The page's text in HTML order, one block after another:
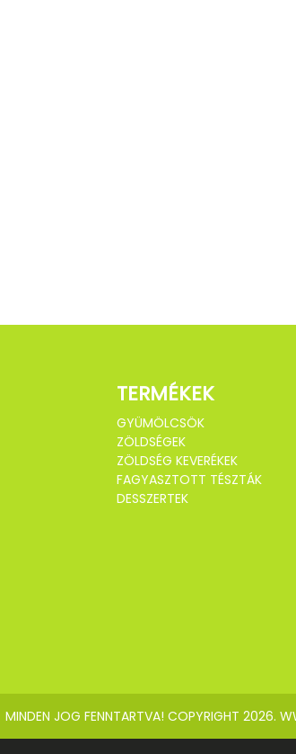
TERMÉKEK
GYÜMÖLCSÖK
ZÖLDSÉGEK
ZÖLDSÉG KEVERÉKEK
FAGYASZTOTT TÉSZTÁK
DESSZERTEK
MINDEN JOG FENNTARTVA! COPYRIGHT 2026.